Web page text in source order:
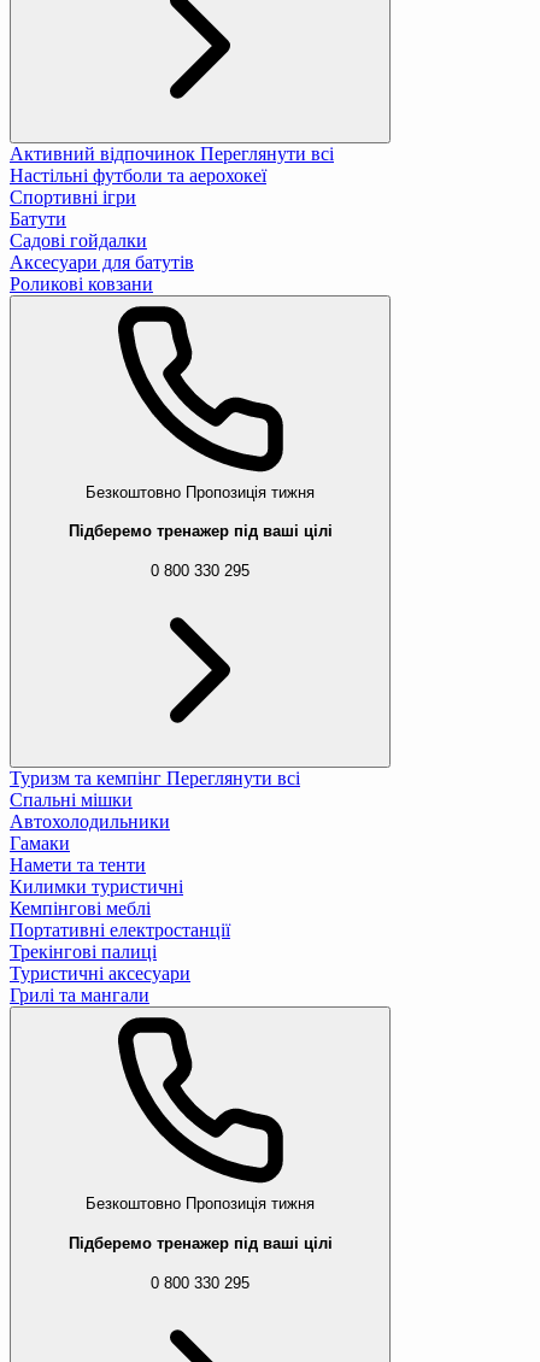
Активний відпочинок Переглянути всі
Настільні футболи та аерохокеї
Спортивні ігри
Батути
Садові гойдалки
Аксесуари для батутів
Роликові ковзани
Безкоштовно Пропозиція тижня
Підберемо тренажер під ваші цілі
0 800 330 295
Туризм та кемпінг Переглянути всі
Спальні мішки
Автохолодильники
Гамаки
Намети та тенти
Килимки туристичні
Кемпінгові меблі
Портативні електростанції
Трекінгові палиці
Туристичні аксесуари
Грилі та мангали
Безкоштовно Пропозиція тижня
Підберемо тренажер під ваші цілі
0 800 330 295